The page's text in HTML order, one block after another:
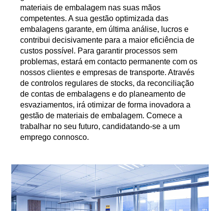
materiais de embalagem nas suas mãos
competentes. A sua gestão optimizada das
embalagens garante, em última análise, lucros e
contribui decisivamente para a maior eficiência de
custos possível. Para garantir processos sem
problemas, estará em contacto permanente com os
nossos clientes e empresas de transporte. Através
de controlos regulares de stocks, da reconciliação
de contas de embalagens e do planeamento de
esvaziamentos, irá otimizar de forma inovadora a
gestão de materiais de embalagem. Comece a
trabalhar no seu futuro, candidatando-se a um
emprego connosco.